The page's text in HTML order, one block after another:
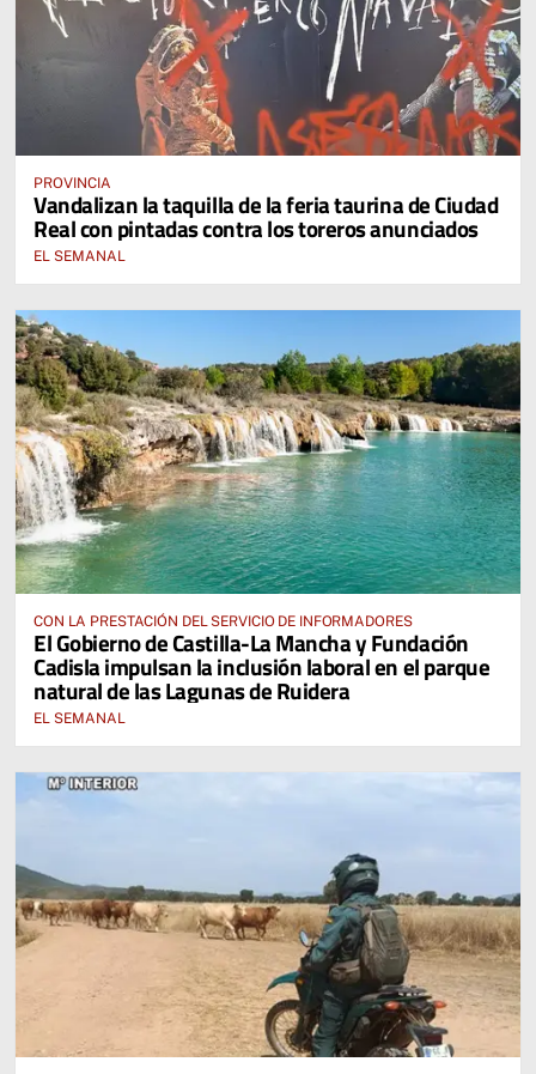
PROVINCIA
Vandalizan la taquilla de la feria taurina de Ciudad
Real con pintadas contra los toreros anunciados
EL SEMANAL
CON LA PRESTACIÓN DEL SERVICIO DE INFORMADORES
El Gobierno de Castilla-La Mancha y Fundación
Cadisla impulsan la inclusión laboral en el parque
natural de las Lagunas de Ruidera
EL SEMANAL